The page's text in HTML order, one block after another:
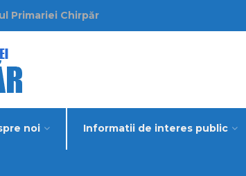
Primariei Chirpăr
noi Informatii de interes public